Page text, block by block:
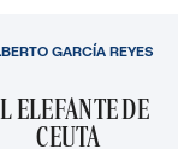
ELEFANTE DE
CEUTA
GARCÍA REYES